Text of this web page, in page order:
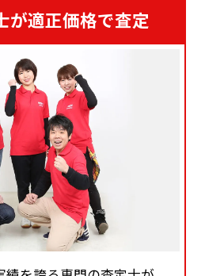
が適正価格で査定